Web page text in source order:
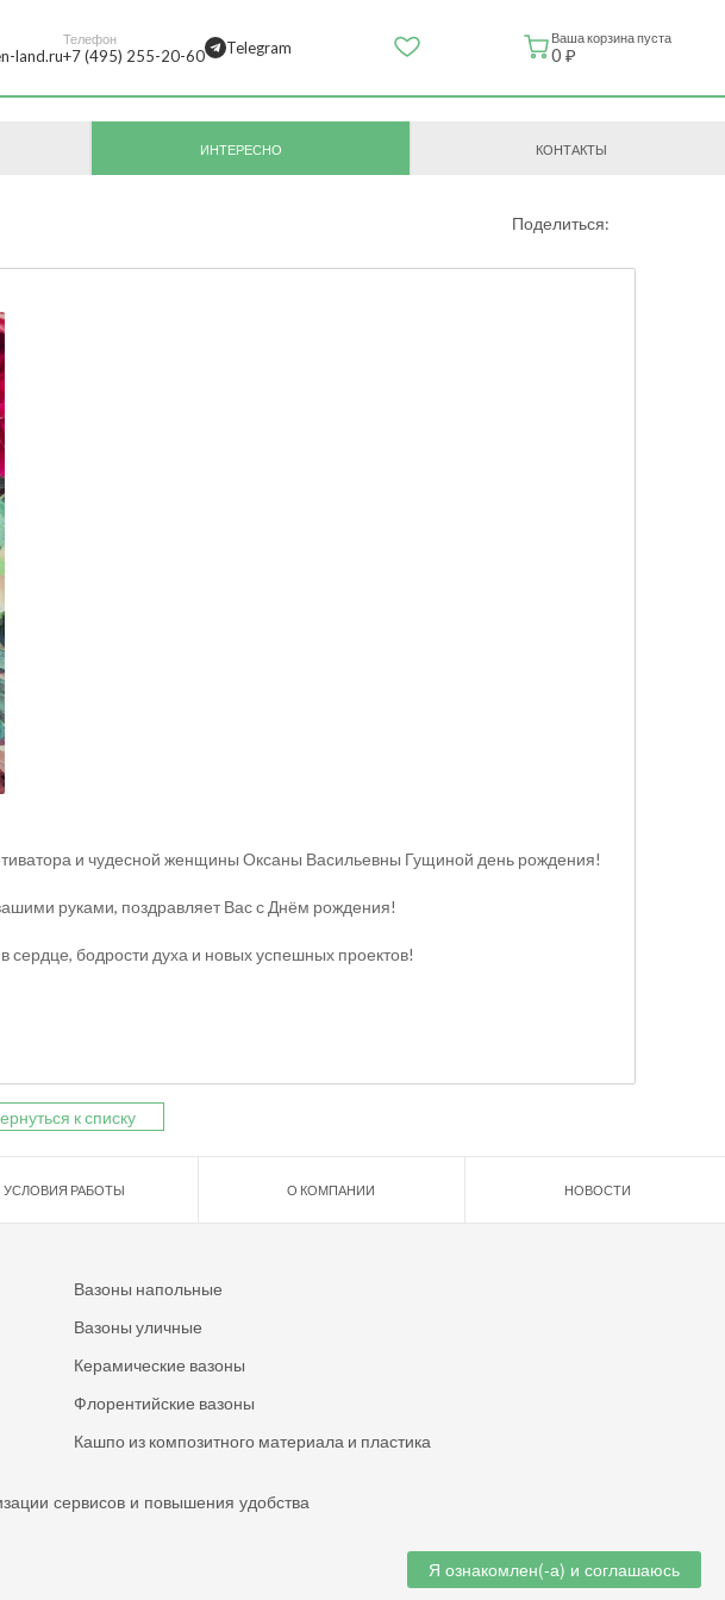
land.ru
Телефон
+7 (495) 255-20-60 Telegram Ваша корзина пуста
0 ₽
ИНТЕРЕСНО КОНТАКТЫ
Поделиться:
и чудесной женщины Оксаны Васильевны Гущиной день рождения!
руками, поздравляет Вас с Днём рождения!
бодрости духа и новых успешных проектов!
к списку
УСЛОВИЯ РАБОТЫ О КОМПАНИИ НОВОСТИ
Вазоны напольные
Вазоны уличные
Керамические вазоны
Флорентийские вазоны
Кашпо из композитного материала и пластика
сервисов и повышения удобства
Я ознакомлен(-а) и соглашаюсь